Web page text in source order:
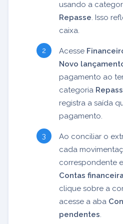
usando a
Repasse . Isso
caixa.
Acesse
Novo
pagamento ao
categoria
registra a saída
pagamento.
Ao conciliar o
cada
correspondente
Contas
clique sobre a
acesse a aba
pendentes